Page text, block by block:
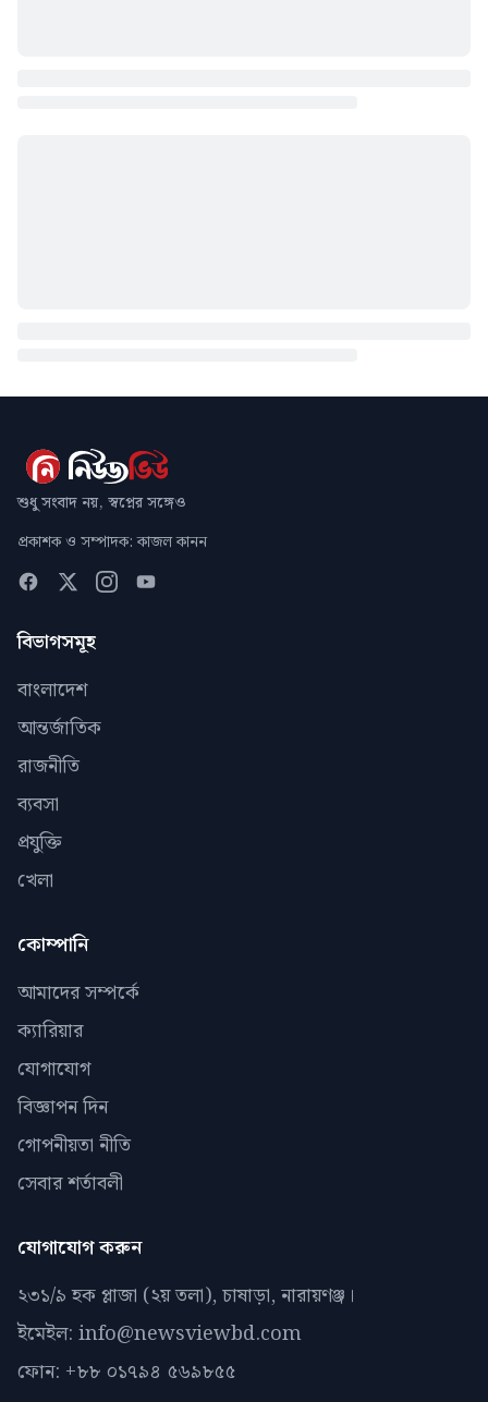
শুধু সংবাদ নয়, স্বপ্নের সঙ্গেও
প্রকাশক ও সম্পাদক: কাজল কানন
বিভাগসমূহ
বাংলাদেশ
আন্তর্জাতিক
রাজনীতি
ব্যবসা
প্রযুক্তি
খেলা
কোম্পানি
আমাদের সম্পর্কে
ক্যারিয়ার
যোগাযোগ
বিজ্ঞাপন দিন
গোপনীয়তা নীতি
সেবার শর্তাবলী
যোগাযোগ করুন
২৩১/৯ হক প্লাজা (২য় তলা), চাষাড়া, নারায়ণঞ্জ।
ইমেইল: info@newsviewbd.com
ফোন: +৮৮ ০১৭৯৪ ৫৬৯৮৫৫